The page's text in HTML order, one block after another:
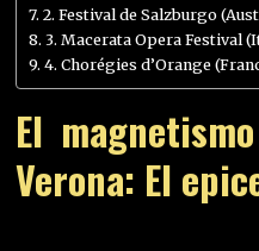
2. Festival de Salzburgo
3. Macerata Opera Festival
4. Chorégies d’Orange
El
Verona: El